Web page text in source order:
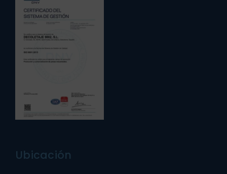
Ubicación